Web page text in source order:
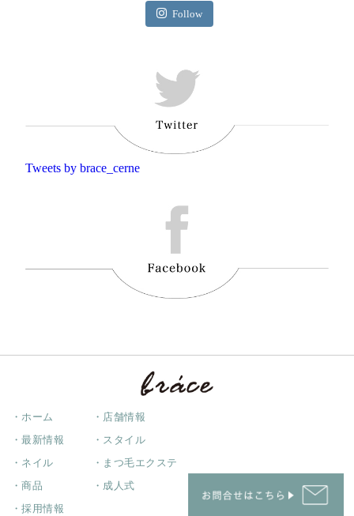
Follow
Tweets by brace_cerne
・ホーム ・店舗情報
・最新情報 ・スタイル
・ネイル ・まつ毛エクステ
・商品 ・成人式
・採用情報